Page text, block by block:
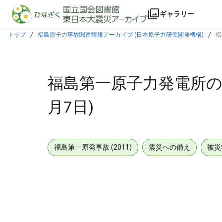
本文に飛ぶ
ギャラリー
トップ 福島原子力事故関連情報アーカイブ (日本原子力研究開発機構)
福島第一原子力発電所
月7日)
福島第一原発事故 (2011) 震災への備え 被災